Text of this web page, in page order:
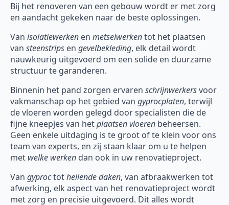
Bij het renoveren van een gebouw wordt er met zorg
en aandacht gekeken naar de beste oplossingen.
Van isolatiewerken en metselwerkentot het plaatsen
van steenstrips en gevelbekleding, elk detail wordt
nauwkeurig uitgevoerd om een solide en duurzame
structuur te garanderen.
Binnenin het pand zorgen ervaren schrijnwerkersvoor
vakmanschap op het gebied van gyprocplaten, terwijl
de vloeren worden gelegd door specialisten die de
fijne kneepjes van hetplaatsen vloeren beheersen.
Geen enkele uitdaging is te groot of te klein voor ons
team van experts, en zij staan klaar om u te helpen
met welke werken dan ook in uw renovatieproject.
Van gyproctothellende daken, van afbraakwerken tot
afwerking, elk aspect van het renovatieproject wordt
met zorg en precisie uitgevoerd. Dit alles wordt